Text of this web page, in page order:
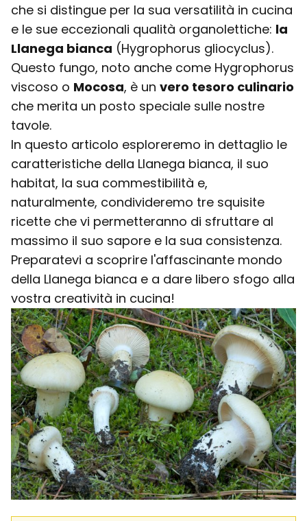
che si distingue per la sua versatilità in cucina
e le sue eccezionali qualità organolettiche: la
Llanega bianca (Hygrophorus gliocyclus).
Questo fungo, noto anche come Hygrophorus
viscoso o Mocosa, è un vero tesoro culinario
che merita un posto speciale sulle nostre
tavole.
In questo articolo esploreremo in dettaglio le
caratteristiche della Llanega bianca, il suo
habitat, la sua commestibilità e,
naturalmente, condivideremo tre squisite
ricette che vi permetteranno di sfruttare al
massimo il suo sapore e la sua consistenza.
Preparatevi a scoprire l'affascinante mondo
della Llanega bianca e a dare libero sfogo alla
vostra creatività in cucina!